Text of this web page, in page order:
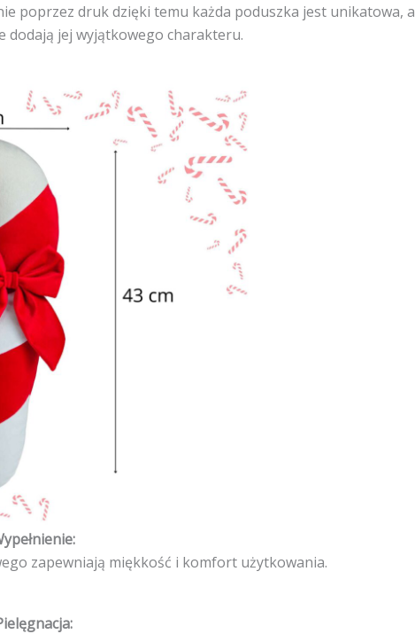
poprzez druk dzięki temu każda poduszka jest unikatowa, a
dodają jej wyjątkowego charakteru.
zapewniają miękkość i komfort użytkowania.